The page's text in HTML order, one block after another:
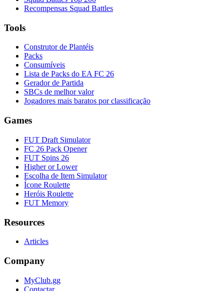
Recompensas Squad Battles
Tools
Construtor de Plantéis
Packs
Consumíveis
Lista de Packs do EA FC 26
Gerador de Partida
SBCs de melhor valor
Jogadores mais baratos por classificação
Games
FUT Draft Simulator
FC 26 Pack Opener
FUT Spins 26
Higher or Lower
Escolha de Item Simulator
Ícone Roulette
Heróis Roulette
FUT Memory
Resources
Articles
Company
MyClub.gg
Contactar